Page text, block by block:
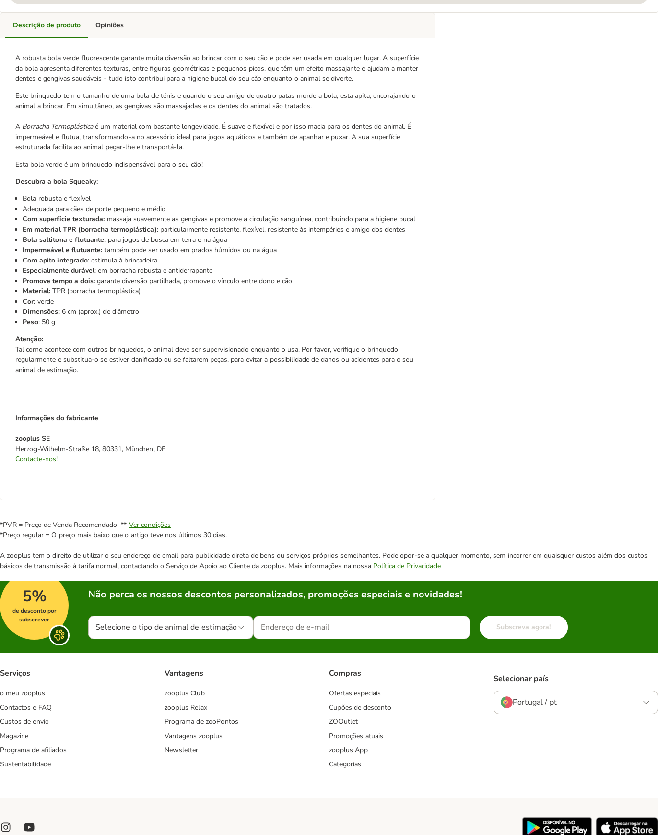
Descrição de produto
A robusta bola verde fluorescente garante muita diversão ao brincar com o seu cão e pode ser usada em qualquer lugar. A superfície
da bola apresenta diferentes texturas, entre figuras geométricas e pequenos picos, que têm um efeito massajante e ajudam a manter
dentes e gengivas saudáveis - tudo isto contribui para a higiene bucal do seu cão enquanto o animal se diverte.
Este brinquedo tem o tamanho de uma bola de ténis e quando o seu amigo de quatro patas morde a bola, esta apita, encorajando o
animal a brincar. Em simultâneo, as gengivas são massajadas e os dentes do animal são tratados.
A Borracha Termoplásticaé um material com bastante longevidade. É suave e flexível e por isso macia para os dentes do animal. É
impermeável e flutua, transformando-a no acessório ideal para jogos aquáticos e também de apanhar e puxar. A sua superfície
estruturada facilita ao animal pegar-lhe e transportá-la.
Esta bola verde é um brinquedo indispensável para o seu cão!
Descubra a bola Squeaky:
Bola robusta e flexível
Adequada para cães de porte pequeno e médio
Com superfície texturada: massaja suavemente as gengivas e promove a circulação sanguínea, contribuindo para a higiene bucal
Em material TPR (borracha termoplástica): particularmente resistente, flexível, resistente às intempéries e amigo dos dentes
Bola saltitona e flutuante: para jogos de busca em terra e na água
Impermeávele flutuante: também pode ser usado em prados húmidos ou na água
Com apito integrado: estimula à brincadeira
Especialmente durável: em borracha robusta e antiderrapante
Promove tempo a dois: garante diversão partilhada, promove o vínculo entre dono e cão
Material: TPR (borracha termoplástica)
Cor: verde
Dimensões: 6 cm (aprox.) de diâmetro
Peso: 50 g
Atenção:
Tal como acontece com outros brinquedos, o animal deve ser supervisionado enquanto o usa. Por favor, verifique o brinquedo
regularmente e substitua-o se estiver danificado ou se faltarem peças, para evitar a possibilidade de danos ou acidentes para o seu
animal de estimação.
Informações do fabricante
zooplus SE
Herzog-Wilhelm-Straße 18, 80331, München, DE
Contacte-nos!
Opiniões
*PVR = Preço de Venda Recomendado ** Ver condições
*Preço regular = O preço mais baixo que o artigo teve nos últimos 30 dias.
A zooplus tem o direito de utilizar o seu endereço de email para publicidade direta de bens ou serviços próprios semelhantes. Pode opor-se a qualquer momento, sem incorrer em quaisquer custos além dos custos
básicos de transmissão à tarifa normal, contactando o Serviço de Apoio ao Cliente da zooplus. Mais informações na nossa Política de Privacidade
5%
de desconto por
subscrever
Não perca os nossos descontos personalizados, promoções especiais e novidades!
Selecione o tipo de animal de estimação Subscreva agora!
Serviços
o meu zooplus
Contactos e FAQ
Custos de envio
Magazine
Programa de afiliados
Sustentabilidade
Vantagens
zooplus Club
zooplus Relax
Programa de zooPontos
Vantagens zooplus
Newsletter
Compras
Ofertas especiais
Cupões de desconto
ZOOutlet
Promoções atuais
zooplus App
Categorias
Selecionar país
Portugal / pt